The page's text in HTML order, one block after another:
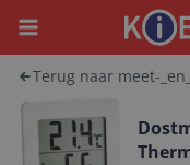
Menu
Terug naar meet-